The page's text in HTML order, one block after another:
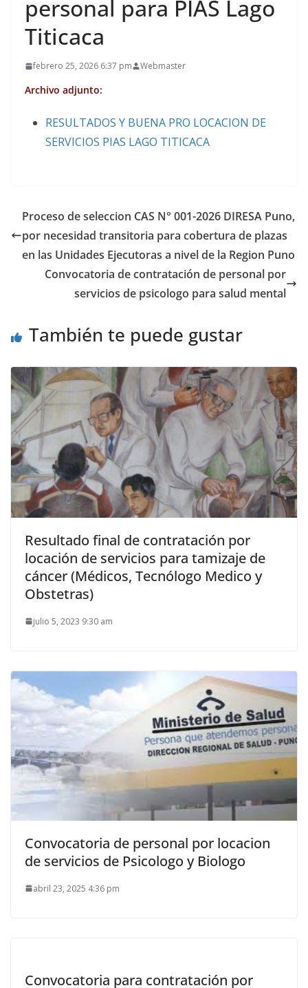
personal para PIAS Lago
Titicaca
febrero 25, 2026 6:37 pm Webmaster
Archivo adjunto:
RESULTADOS Y BUENA PRO LOCACION DE
SERVICIOS PIAS LAGO TITICACA
Proceso de seleccion CAS N° 001-2026 DIRESA Puno,
por necesidad transitoria para cobertura de plazas
en las Unidades Ejecutoras a nivel de la Region Puno
Convocatoria de contratación de personal por
servicios de psicologo para salud mental
También te puede gustar
Resultado final de contratación por
locación de servicios para tamizaje de
cáncer (Médicos, Tecnólogo Medico y
Obstetras)
julio 5, 2023 9:30 am
Convocatoria de personal por locacion
de servicios de Psicologo y Biologo
abril 23, 2025 4:36 pm
Convocatoria para contratación por